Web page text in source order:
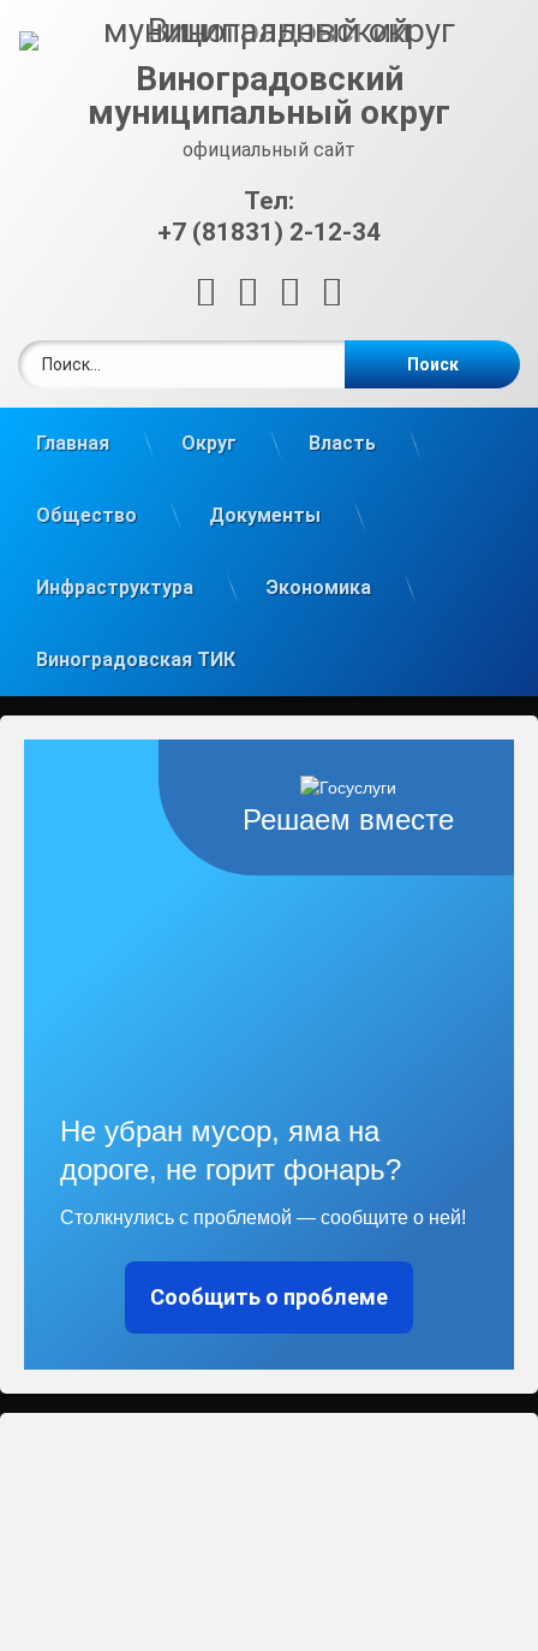
Виноградовский
муниципальный округ
официальный сайт
Тел:
+7 (81831) 2-12-34
RSS E-mailВКонтакте
Главная Округ Власть
Общество Документы
Инфраструктура Экономика
Виноградовская ТИК
Решаем вместе
Не убран мусор, яма на
дороге, не горит фонарь?
Столкнулись с проблемой — сообщите о ней!
Сообщить о проблеме